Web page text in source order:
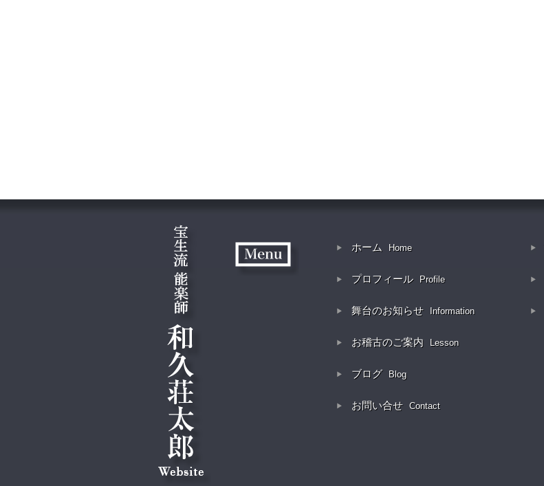
ホーム Home
プロフィール Profile
舞台のお知らせ Information
お稽古のご案内 Lesson
ブログ Blog
お問い合せ Contact